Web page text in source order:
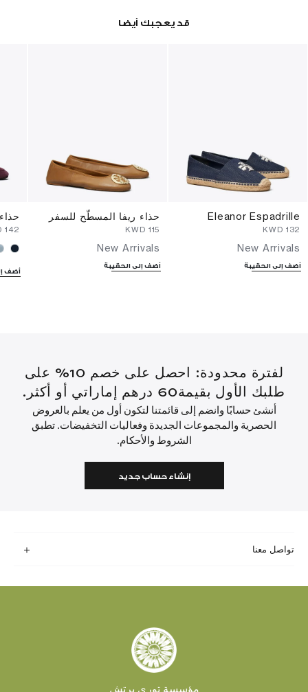
قد يعجبك أيضا
Eleanor Espadrille
New Arrivals
أضف إلى الحقيبة
حذاء ريفا المسطّح للسفر
New Arrivals
أضف إلى الحقيبة
أضف
لفترة محدودة: احصل على خصم 10% على
طلبك الأول بقيمة60 درهم إماراتي أو أكثر.
أنشئ حسابًا وانضم إلى قائمتنا لتكون أول من يعلم بالعروض
الحصرية والمجموعات الجديدة وفعاليات التخفيضات. تطبق
الشروط والأحكام.
إنشاء حساب جديد
تواصل معنا
مؤسسة توري برتش